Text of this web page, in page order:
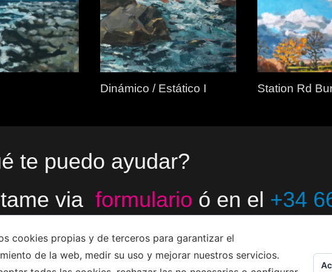
Dinámico / Estático I Station Rd
te puedo ayudar?
via formulario ó en el +34
cookies propias y de terceros para garantizar el
de la web, medir su uso y mejorar nuestros servicios.